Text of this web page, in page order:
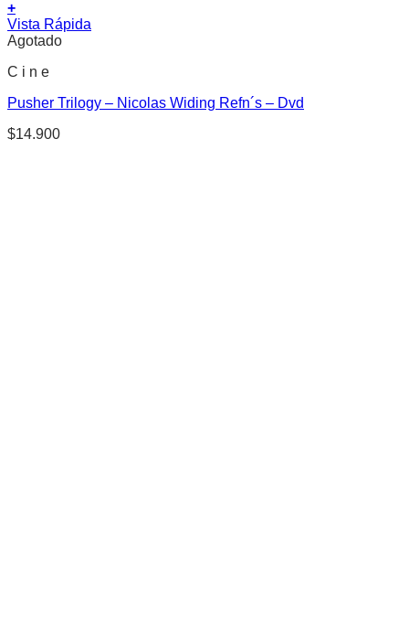
+
Vista Rápida
Agotado
C i n e
Pusher Trilogy – Nicolas Widing Refn´s – Dvd
$14.900